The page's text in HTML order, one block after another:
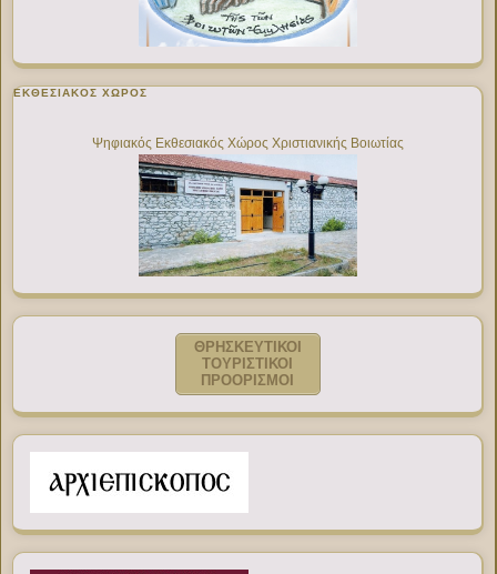
ΕΚΘΕΣΙΑΚΌΣ ΧΏΡΟΣ
Ψηφιακός Εκθεσιακός Χώρος Χριστιανικής Βοιωτίας
ΘΡΗΣΚΕΥΤΙΚΟΙ
ΤΟΥΡΙΣΤΙΚΟΙ
ΠΡΟΟΡΙΣΜΟΙ